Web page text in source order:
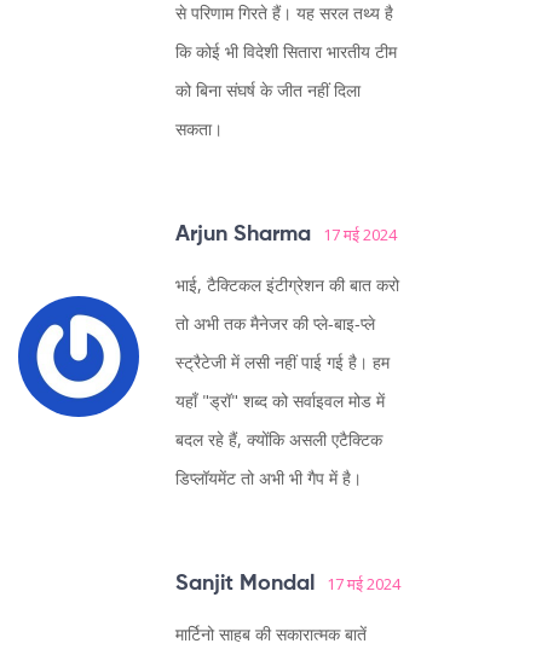
से परिणाम गिरते हैं। यह सरल तथ्य है
कि कोई भी विदेशी सितारा भारतीय टीम
को बिना संघर्ष के जीत नहीं दिला
सकता।
Arjun Sharma 17 मई 2024
भाई, टैक्टिकल इंटीग्रेशन की बात करो
तो अभी तक मैनेजर की प्ले‑बाइ‑प्ले
स्ट्रैटेजी में लसी नहीं पाई गई है। हम
यहाँ "ड्रॉ" शब्द को सर्वाइवल मोड में
बदल रहे हैं, क्योंकि असली एटैक्टिक
डिप्लॉयमेंट तो अभी भी गैप में है।
Sanjit Mondal 17 मई 2024
मार्टिनो साहब की सकारात्मक बातें